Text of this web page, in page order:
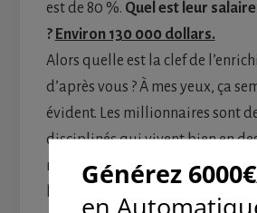
est de 80 %. Quel est leur
? Environ 130 000 dollars.
Alors quelle est la clef de
d’après vous ? À mes yeux, ça
évident. Les millionnaires sont
disciplinés qui vivent bien en
moyen. Ce ne sont pas des gens